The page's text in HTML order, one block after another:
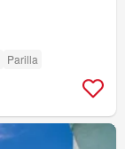
Parilla